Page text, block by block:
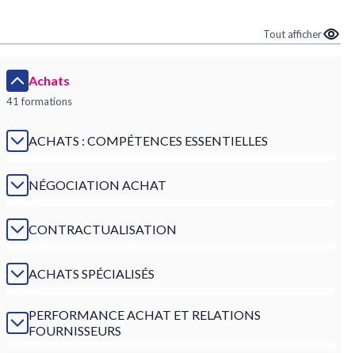
Tout afficher
Achats
41 formations
ACHATS : COMPÉTENCES ESSENTIELLES
NÉGOCIATION ACHAT
CONTRACTUALISATION
ACHATS SPÉCIALISÉS
PERFORMANCE ACHAT ET RELATIONS
FOURNISSEURS